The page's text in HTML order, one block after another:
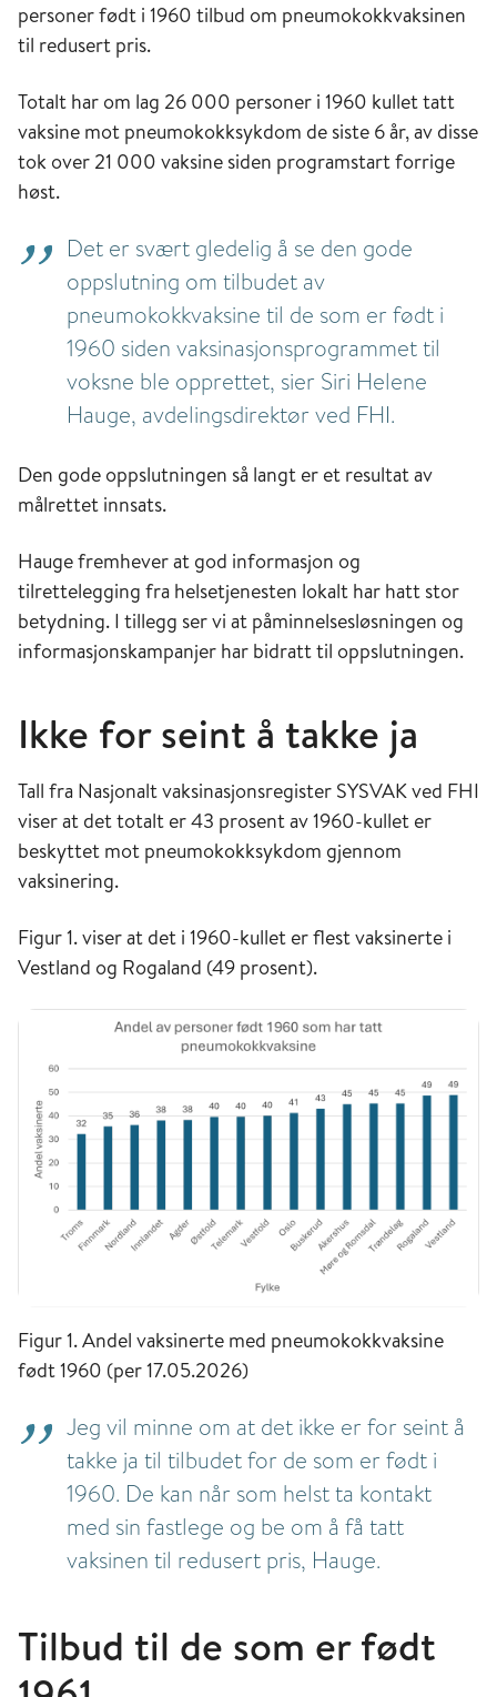
personer født i 1960 tilbud om pneumokokkvaksinen
til redusert pris.
Totalt har om lag 26 000 personer i 1960 kullet tatt
vaksine mot pneumokokksykdom de siste 6 år, av disse
tok over 21 000 vaksine siden programstart forrige
høst.
Det er svært gledelig å se den gode
oppslutning om tilbudet av
pneumokokkvaksine til de som er født i
1960 siden vaksinasjonsprogrammet til
voksne ble opprettet, sier Siri Helene
Hauge, avdelingsdirektør ved FHI.
Den gode oppslutningen så langt er et resultat av
målrettet innsats.
Hauge fremhever at god informasjon og
tilrettelegging fra helsetjenesten lokalt har hatt stor
betydning. I tillegg ser vi at påminnelsesløsningen og
informasjonskampanjer har bidratt til oppslutningen.
Ikke for seint å takke ja
Tall fra Nasjonalt vaksinasjonsregister SYSVAK ved FHI
viser at det totalt er 43 prosent av 1960-kullet er
beskyttet mot pneumokokksykdom gjennom
vaksinering.
Figur 1. viser at det i 1960-kullet er flest vaksinerte i
Vestland og Rogaland (49 prosent).
Figur 1. Andel vaksinerte med pneumokokkvaksine
født 1960 (per 17.05.2026)
Jeg vil minne om at det ikke er for seint å
takke ja til tilbudet for de som er født i
1960. De kan når som helst ta kontakt
med sin fastlege og be om å få tatt
vaksinen til redusert pris, Hauge.
Tilbud til de som er født